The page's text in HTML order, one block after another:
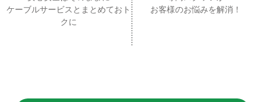
ケーブルサービスとまとめておト
クに
お客様のお悩みを解消！